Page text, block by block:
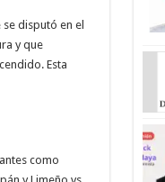
disputó en el
y que
Esta
como
y Limeño vs